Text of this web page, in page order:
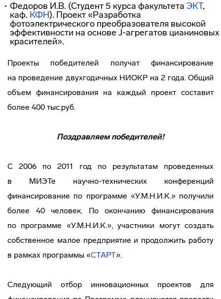
Федоров И.В. (Студент 5 курса факультета ЭКТ,
каф. КФН). Проект «Разработка
фотоэлектрического преобразователя высокой
эффективности на основе J-агрегатов цианиновых
красителей».
Проекты победителей получат финансирование
на проведение двухгодичных НИОКР на 2 года. Общий
объем финансирования на каждый проект составит
более 400 тыс.руб.
Поздравляем победителей!
С 2006 по 2011 год по результатам проведенных
в МИЭТе научно-технических конференций
финансирование по программе «У.М.Н.И.К.» получили
более 40 человек. По окончанию финансирования
по программе «У.М.Н.И.К.», участники могут создать
собственное малое предприятие и продолжить работу
в рамках программы «СТАРТ».
Следующий отбор инновационных проектов для